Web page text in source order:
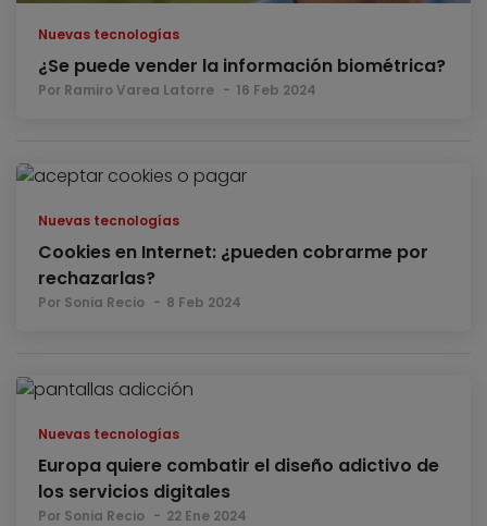
Nuevas tecnologías
¿Se puede vender la información biométrica?
Por Ramiro Varea Latorre 16 Feb 2024
Nuevas tecnologías
Cookies en Internet: ¿pueden cobrarme por
rechazarlas?
Por Sonia Recio 8 Feb 2024
Nuevas tecnologías
Europa quiere combatir el diseño adictivo de
los servicios digitales
Por Sonia Recio 22 Ene 2024